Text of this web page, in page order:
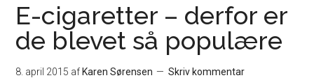
E-cigaretter – derfor er
de blevet så populære
8. april 2015 af Karen Sørensen Skriv kommentar